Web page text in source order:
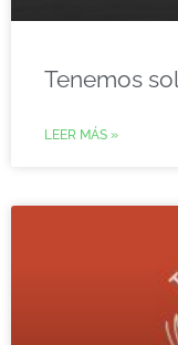
Tenemos
LEER MÁS »